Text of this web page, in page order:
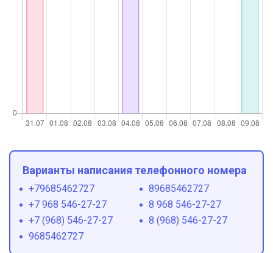
Варианты написания телефонного номера
+79685462727
89685462727
+7 968 546-27-27
8 968 546-27-27
+7 (968) 546-27-27
8 (968) 546-27-27
9685462727